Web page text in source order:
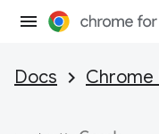
Docs Chrome